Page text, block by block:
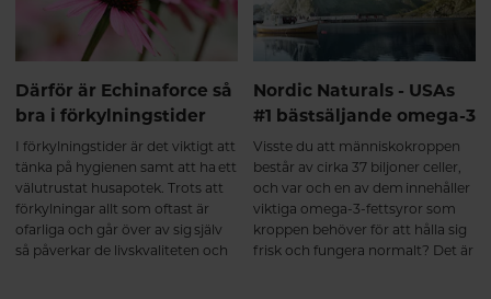
Därför är Echinaforce så
bra i förkylningstider
I förkylningstider är det viktigt att
tänka på hygienen samt att ha ett
välutrustat husapotek. Trots att
förkylningar allt som oftast är
ofarliga och går över av sig själv
så påverkar de livskvaliteten och
Nordic Naturals - USAs
#1 bästsäljande omega-3
Visste du att människokroppen
består av cirka 37 biljoner celler,
och var och en av dem innehåller
viktiga omega-3-fettsyror som
kroppen behöver för att hålla sig
frisk och fungera normalt? Det är